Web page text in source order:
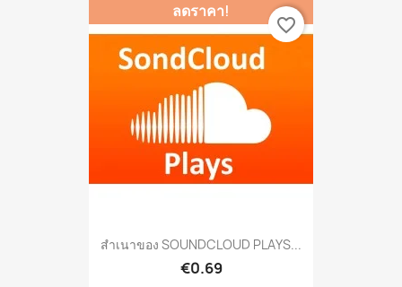
สำเนาของ SOUNDCLOUD PLAYS...
€0.69
ลดราคา!
favorite_border